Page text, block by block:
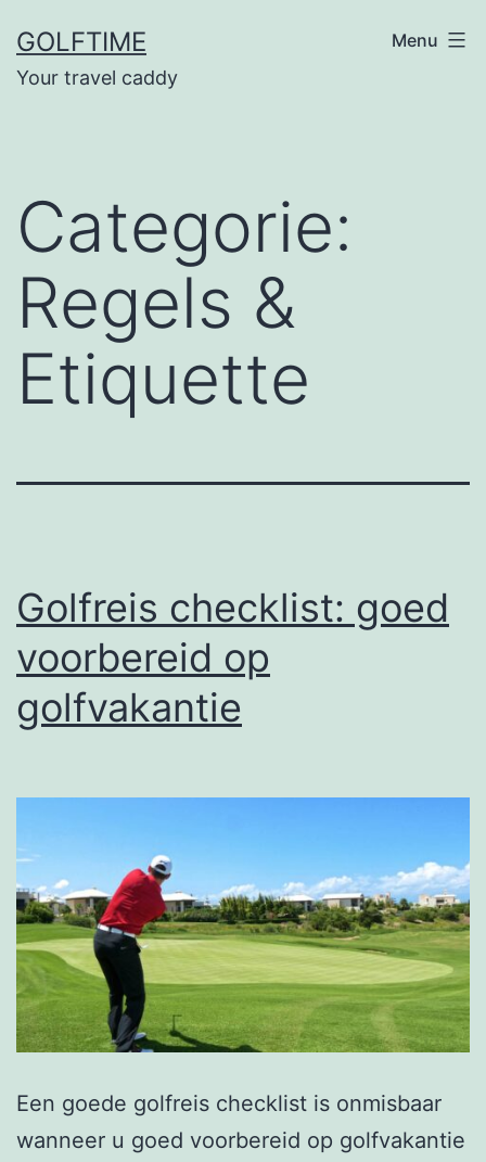
naar
de
GOLFTIME
Your travel caddy
Menu
Categorie:
Regels &
Etiquette
Golfreis checklist: goed
voorbereid op
golfvakantie
Een goede golfreis checklist is onmisbaar
wanneer u goed voorbereid op golfvakantie